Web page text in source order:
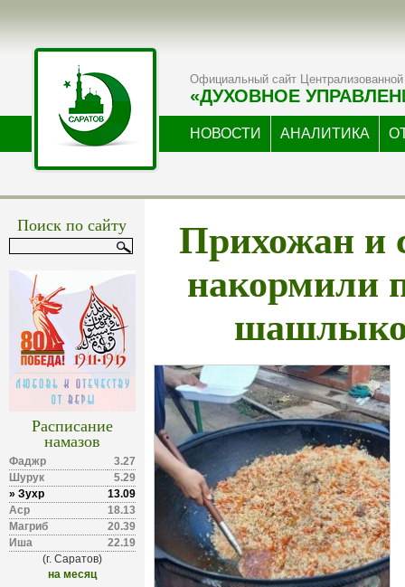
Официальный сайт Централизованной
«ДУХОВНОЕ
НОВОСТИ АНАЛИТИКА
Поиск по сайту
Расписание
намазов
Фаджр
3.27
Шурук
5.29
» Зухр
13.09
Аср
18.13
Магриб
20.39
Иша
22.19
(г. Саратов)
на месяц
Прихожан и
накормили